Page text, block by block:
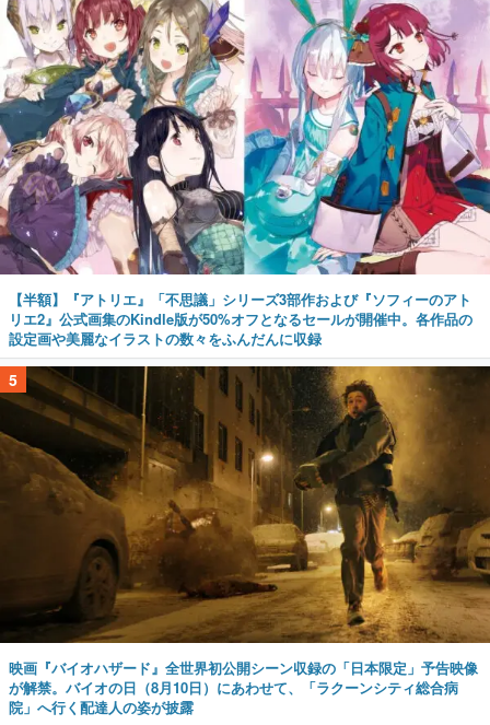
【半額】『アトリエ』「不思議」シリーズ3部作および『ソフィーのアト
リエ2』公式画集のKindle版が50%オフとなるセールが開催中。各作品の
設定画や美麗なイラストの数々をふんだんに収録
5
映画『バイオハザード』全世界初公開シーン収録の「日本限定」予告映像
が解禁。バイオの日（8月10日）にあわせて、「ラクーンシティ総合病
院」へ行く配達人の姿が披露